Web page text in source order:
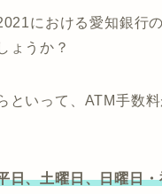
における愛知銀行
ょうか？
といって、ATM手数
日、土曜日、日曜日